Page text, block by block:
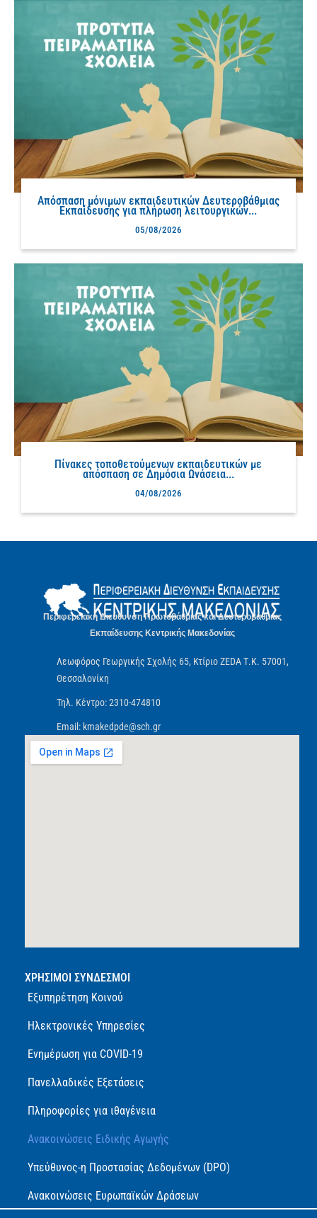
Απόσπαση μόνιμων εκπαιδευτικών Δευτεροβάθμιας
Εκπαίδευσης για πλήρωση λειτουργικών...
05/08/2026
Πίνακες τοποθετούμενων εκπαιδευτικών με
απόσπαση σε Δημόσια Ωνάσεια...
04/08/2026
Περιφερειακή Διεύθυνση Πρωτοβάθμιας και Δευτεροβάθμιας
Εκπαίδευσης Κεντρικής Μακεδονίας
Λεωφόρος Γεωργικής Σχολής 65, Κτίριο ZEDA Τ.Κ. 57001,
Θεσσαλονίκη
Τηλ. Κέντρο: 2310-474810
Email: kmakedpde@sch.gr
ΧΡΗΣΙΜΟΙ ΣΥΝΔΕΣΜΟΙ
Εξυπηρέτηση Κοινού
Ηλεκτρονικές Υπηρεσίες
Ενημέρωση για COVID-19
Πανελλαδικές Εξετάσεις
Πληροφορίες για ιθαγένεια
Ανακοινώσεις Ειδικής Αγωγής
Υπεύθυνος-η Προστασίας Δεδομένων (DPO)
Ανακοινώσεις Ευρωπαϊκών Δράσεων